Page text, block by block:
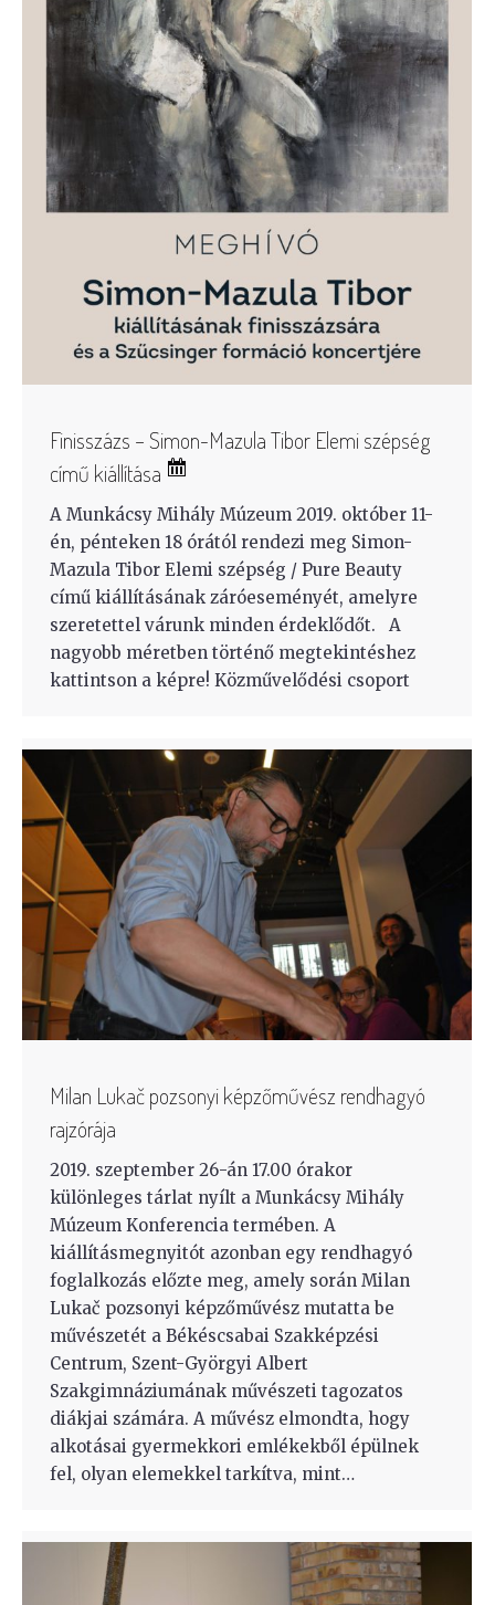
Finisszázs – Simon-Mazula Tibor Elemi szépség
című kiállítása
A Munkácsy Mihály Múzeum 2019. október 11-
én, pénteken 18 órától rendezi meg Simon-
Mazula Tibor Elemi szépség / Pure Beauty
című kiállításának záróeseményét, amelyre
szeretettel várunk minden érdeklődőt. A
nagyobb méretben történő megtekintéshez
kattintson a képre! Közművelődési csoport
Milan Lukač pozsonyi képzőművész rendhagyó
rajzórája
2019. szeptember 26-án 17.00 órakor
különleges tárlat nyílt a Munkácsy Mihály
Múzeum Konferencia termében. A
kiállításmegnyitót azonban egy rendhagyó
foglalkozás előzte meg, amely során Milan
Lukač pozsonyi képzőművész mutatta be
művészetét a Békéscsabai Szakképzési
Centrum, Szent-Györgyi Albert
Szakgimnáziumának művészeti tagozatos
diákjai számára. A művész elmondta, hogy
alkotásai gyermekkori emlékekből épülnek
fel, olyan elemekkel tarkítva, mint…